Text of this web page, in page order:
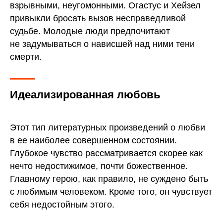
взрывными, неугомонными. Огастус и Хейзел
привыкли бросать вызов несправедливой
судьбе. Молодые люди предпочитают
не задумываться о нависшей над ними тени
смерти.
Идеализированная любовь
Этот тип литературных произведений о любви
в ее наиболее совершенном состоянии.
Глубокое чувство рассматривается скорее как
нечто недостижимое, почти божественное.
Главному герою, как правило, не суждено быть
с любимым человеком. Кроме того, он чувствует
себя недостойным этого.